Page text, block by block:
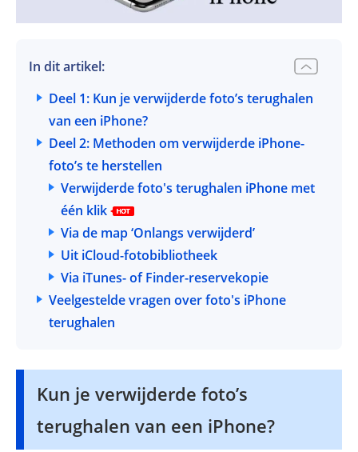
In dit artikel:
Deel 1: Kun je verwijderde foto’s terughalen
van een iPhone?
Deel 2: Methoden om verwijderde iPhone-
foto’s te herstellen
Verwijderde foto's terughalen iPhone met
één klik
Via de map ‘Onlangs verwijderd’
Uit iCloud-fotobibliotheek
Via iTunes- of Finder-reservekopie
Veelgestelde vragen over foto's iPhone
terughalen
Kun je verwijderde foto’s
terughalen van een iPhone?